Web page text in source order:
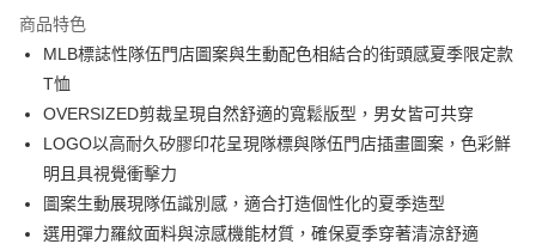
AlipayHK
WeChat Pay
送貨方式
每筆HK$50.00，滿HK$499.00或以上免運費
商品特色
MLB標誌性隊伍門店圖案與生動配色相結合的街頭感夏季限定款
T恤
OVERSIZED剪裁呈現自然舒適的寬鬆版型，男女皆可共穿
LOGO以高耐久矽膠印花呈現隊標與隊伍門店插畫圖案，色彩鮮
明且具視覺衝擊力
圖案生動展現隊伍識別感，適合打造個性化的夏季造型
選用彈力羅紋面料與涼感機能材質，確保夏季穿著清涼舒適